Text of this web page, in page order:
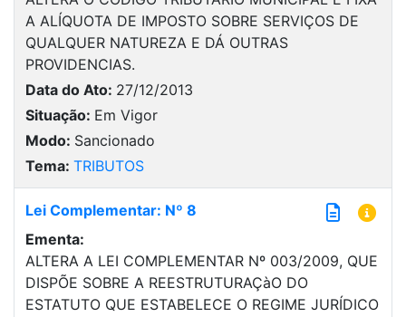
A ALÍQUOTA DE IMPOSTO SOBRE SERVIÇOS DE
QUALQUER NATUREZA E DÁ OUTRAS
PROVIDENCIAS.
Data do Ato: 27/12/2013
Situação: Em Vigor
Modo: Sancionado
Tema: TRIBUTOS
Lei Complementar: Nº 8
Ementa:
ALTERA A LEI COMPLEMENTAR Nº 003/2009, QUE
DISPÕE SOBRE A REESTRUTURAÇàO DO
ESTATUTO QUE ESTABELECE O REGIME JURÍDICO